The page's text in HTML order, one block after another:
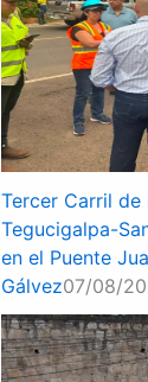
Tercer Carril de
Tegucigalpa-
en el Puente
Gálvez07/08/